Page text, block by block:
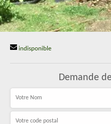
indisponible
Demande